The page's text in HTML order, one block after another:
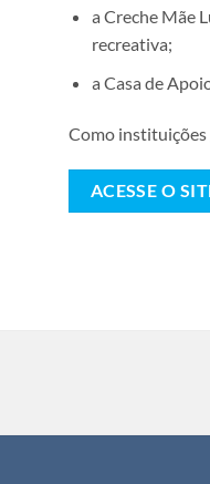
a Creche Mãe
recreativa;
a Casa de
Como instituições
ACESSE O